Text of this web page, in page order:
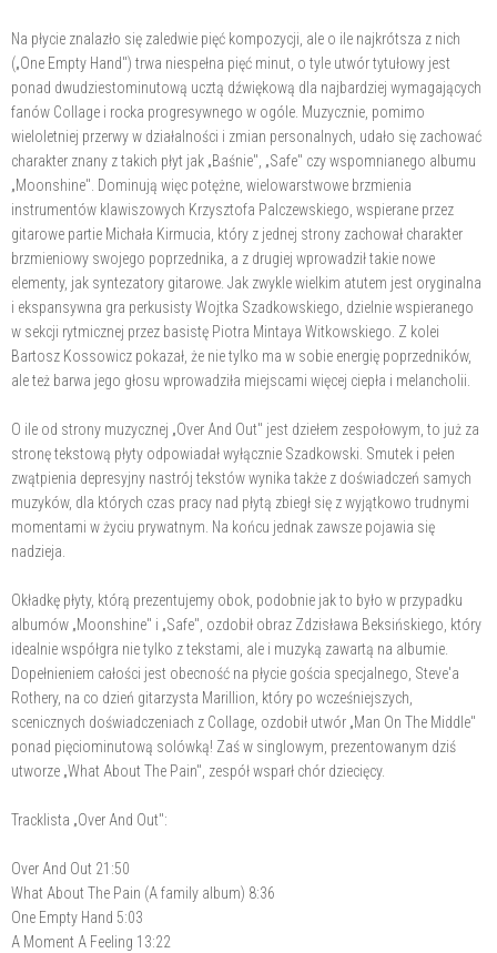
Na płycie znalazło się zaledwie pięć kompozycji, ale o ile najkrótsza z nich
(„One Empty Hand") trwa niespełna pięć minut, o tyle utwór tytułowy jest
ponad dwudziestominutową ucztą dźwiękową dla najbardziej wymagających
fanów Collage i rocka progresywnego w ogóle. Muzycznie, pomimo
wieloletniej przerwy w działalności i zmian personalnych, udało się zachować
charakter znany z takich płyt jak „Baśnie", „Safe" czy wspomnianego albumu
„Moonshine". Dominują więc potężne, wielowarstwowe brzmienia
instrumentów klawiszowych Krzysztofa Palczewskiego, wspierane przez
gitarowe partie Michała Kirmucia, który z jednej strony zachował charakter
brzmieniowy swojego poprzednika, a z drugiej wprowadził takie nowe
elementy, jak syntezatory gitarowe. Jak zwykle wielkim atutem jest oryginalna
i ekspansywna gra perkusisty Wojtka Szadkowskiego, dzielnie wspieranego
w sekcji rytmicznej przez basistę Piotra Mintaya Witkowskiego. Z kolei
Bartosz Kossowicz pokazał, że nie tylko ma w sobie energię poprzedników,
ale też barwa jego głosu wprowadziła miejscami więcej ciepła i melancholii.
O ile od strony muzycznej „Over And Out" jest dziełem zespołowym, to już za
stronę tekstową płyty odpowiadał wyłącznie Szadkowski. Smutek i pełen
zwątpienia depresyjny nastrój tekstów wynika także z doświadczeń samych
muzyków, dla których czas pracy nad płytą zbiegł się z wyjątkowo trudnymi
momentami w życiu prywatnym. Na końcu jednak zawsze pojawia się
nadzieja.
Okładkę płyty, którą prezentujemy obok, podobnie jak to było w przypadku
albumów „Moonshine" i „Safe", ozdobił obraz Zdzisława Beksińskiego, który
idealnie współgra nie tylko z tekstami, ale i muzyką zawartą na albumie.
Dopełnieniem całości jest obecność na płycie gościa specjalnego, Steve'a
Rothery, na co dzień gitarzysta Marillion, który po wcześniejszych,
scenicznych doświadczeniach z Collage, ozdobił utwór „Man On The Middle"
ponad pięciominutową solówką! Zaś w singlowym, prezentowanym dziś
utworze „What About The Pain", zespół wsparł chór dziecięcy.
Tracklista „Over And Out":
Over And Out 21:50
What About The Pain (A family album) 8:36
One Empty Hand 5:03
A Moment A Feeling 13:22